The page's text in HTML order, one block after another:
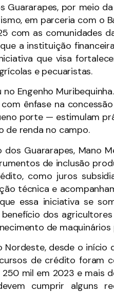
Guararapes, por meio
em parceria com o
com as comunidades
a instituição
que visa
e pecuaristas.
Engenho
ênfase na
porte — estimulam
de renda no campo.
Guararapes, Mano
de inclusão
como juros
técnica e
essa iniciativa se
dos
de
Nordeste, desde o início
de crédito
mil em 2023 e mais
cumprir alguns